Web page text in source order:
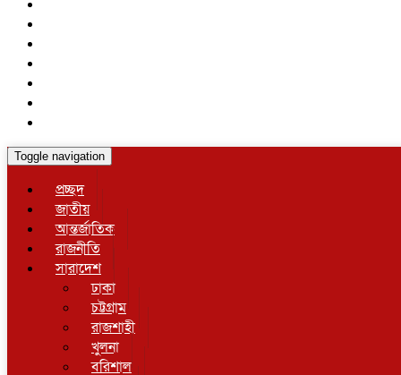
Toggle navigation
প্রচ্ছদ
জাতীয়
আন্তর্জাতিক
রাজনীতি
সারাদেশ
ঢাকা
চট্টগ্রাম
রাজশাহী
খুলনা
বরিশাল